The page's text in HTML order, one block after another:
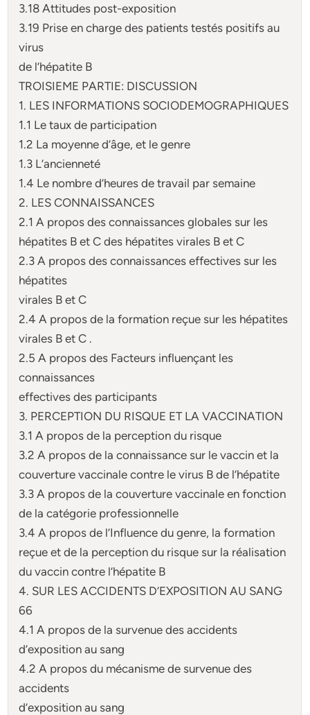
3.18 Attitudes post-exposition
3.19 Prise en charge des patients testés positifs au
virus
de l’hépatite B
TROISIEME PARTIE: DISCUSSION
1. LES INFORMATIONS SOCIODEMOGRAPHIQUES
1.1 Le taux de participation
1.2 La moyenne d’âge, et le genre
1.3 L’ancienneté
1.4 Le nombre d’heures de travail par semaine
2. LES CONNAISSANCES
2.1 A propos des connaissances globales sur les
hépatites B et C des hépatites virales B et C
2.3 A propos des connaissances effectives sur les
hépatites
virales B et C
2.4 A propos de la formation reçue sur les hépatites
virales B et C .
2.5 A propos des Facteurs influençant les
connaissances
effectives des participants
3. PERCEPTION DU RISQUE ET LA VACCINATION
3.1 A propos de la perception du risque
3.2 A propos de la connaissance sur le vaccin et la
couverture vaccinale contre le virus B de l’hépatite
3.3 A propos de la couverture vaccinale en fonction
de la catégorie professionnelle
3.4 A propos de l’Influence du genre, la formation
reçue et de la perception du risque sur la réalisation
du vaccin contre l’hépatite B
4. SUR LES ACCIDENTS D’EXPOSITION AU SANG
66
4.1 A propos de la survenue des accidents
d’exposition au sang
4.2 A propos du mécanisme de survenue des
accidents
d’exposition au sang